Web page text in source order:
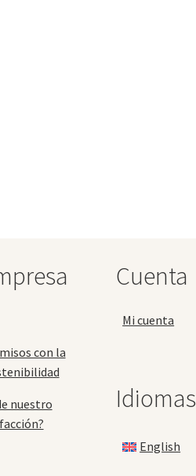
con la
nuestro
Cuenta
Mi cuenta
Idiomas
English